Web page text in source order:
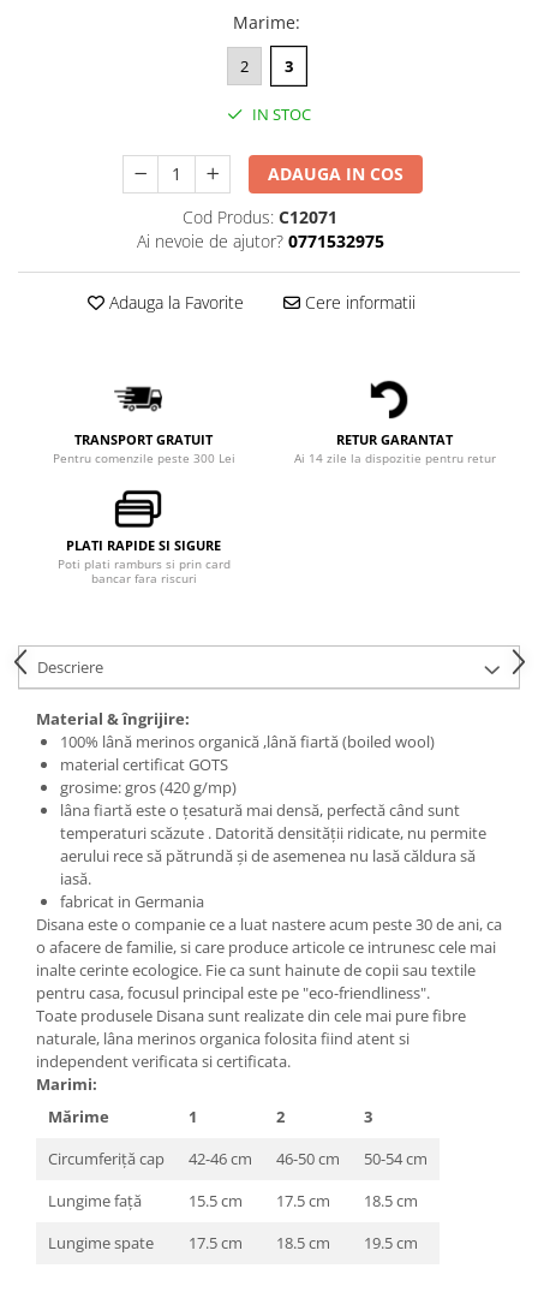
Marime:
2 3
IN STOC
ADAUGA IN COS
Cod Produs: C12071
Ai nevoie de ajutor? 0771532975
Adauga la Favorite Cere informatii
TRANSPORT GRATUIT
Pentru comenzile peste 300 Lei
RETUR GARANTAT
Ai 14 zile la dispozitie pentru retur
PLATI RAPIDE SI SIGURE
Poti plati ramburs si prin card
bancar fara riscuri
Descriere
Material & îngrijire:
100% lână merinos organică ,lână fiartă (boiled wool)
material certificat GOTS
grosime: gros (420 g/mp)
lâna fiartă este o țesatură mai densă, perfectă când sunt
temperaturi scăzute . Datorită densității ridicate, nu permite
aerului rece să pătrundă și de asemenea nu lasă căldura să
iasă.
fabricat in Germania
Disana este o companie ce a luat nastere acum peste 30 de ani, ca
o afacere de familie, si care produce articole ce intrunesc cele mai
inalte cerinte ecologice. Fie ca sunt hainute de copii sau textile
pentru casa, focusul principal este pe "eco-friendliness".
Toate produsele Disana sunt realizate din cele mai pure fibre
naturale, lâna merinos organica folosita fiind atent si
independent verificata si certificata.
Marimi:
Mărime
1 2
3
Circumferiță cap
42-46 cm 46-50 cm
50-54 cm
Lungime față
15.5 cm 17.5 cm
18.5 cm
Lungime spate
17.5 cm 18.5 cm 19.5 cm